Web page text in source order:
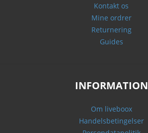
Kontakt os
Mine ordrer
Returnering
Guides
INFORMATION
Om liveboox
Handelsbetingelser